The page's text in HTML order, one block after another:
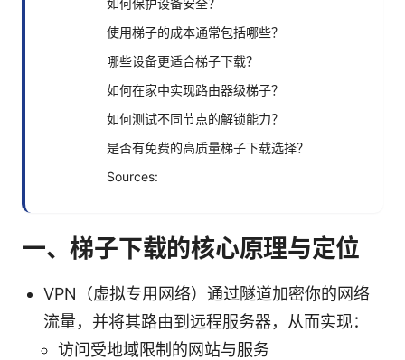
使用梯子的成本通常包括哪些？
哪些设备更适合梯子下载？
如何在家中实现路由器级梯子？
如何测试不同节点的解锁能力？
是否有免费的高质量梯子下载选择？
Sources:
一、梯子下载的核心原理与定位
VPN（虚拟专用网络）通过隧道加密你的网络
流量，并将其路由到远程服务器，从而实现：
访问受地域限制的网站与服务